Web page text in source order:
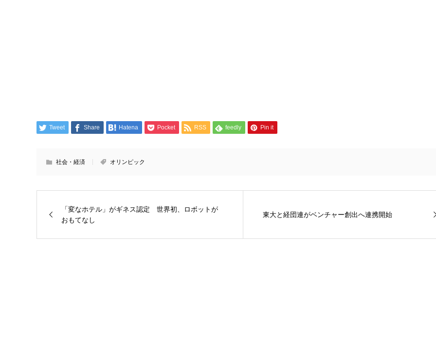
Tweet Share Hatena Pocket RSS feedly Pin it
社会・経済 オリンピック
「変なホテル」がギネス認定 世界初、ロボットが
おもてなし
東大と経団連がベンチャー創出へ連携開始